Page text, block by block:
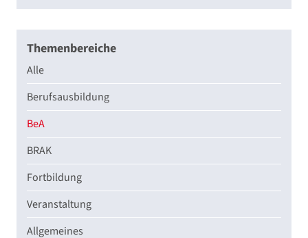
Themenbereiche
Alle
Berufsausbildung
BeA
BRAK
Fortbildung
Veranstaltung
Allgemeines